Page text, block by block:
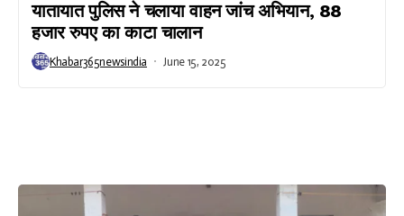
यातायात पुलिस ने चलाया वाहन जांच अभियान, 88
हजार रुपए का काटा चालान
Khabar365newsindia June 15, 2025